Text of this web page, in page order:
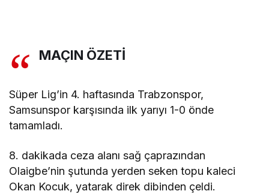
MAÇIN ÖZETİ
Süper Lig’in 4. haftasında Trabzonspor,
Samsunspor karşısında ilk yarıyı 1-0 önde
tamamladı.
8. dakikada ceza alanı sağ çaprazından
Olaigbe’nin şutunda yerden seken topu kaleci
Okan Kocuk, yatarak direk dibinden çeldi.